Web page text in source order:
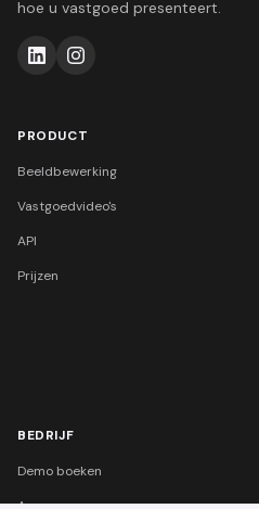
hoe u vastgoed presenteert.
PRODUCT
Beeldbewerking
Vastgoedvideo's
API
Prijzen
BEDRIJF
Demo boeken